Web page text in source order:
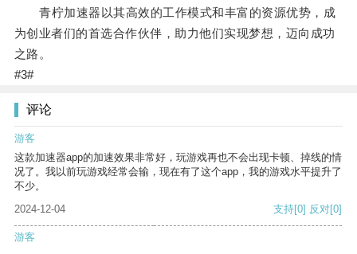
青柠加速器以其高效的工作模式和丰富的资源优势，成
为创业者们的首选合作伙伴，助力他们实现梦想，迈向成功
之路。
#3#
评论
游客
这款加速器app的加速效果非常好，玩游戏再也不会出现卡顿、掉线的情
况了。我以前玩游戏经常会输，现在有了这个app，我的游戏水平提升了
不少。
2024-12-04
支持[0] 反对[0]
游客